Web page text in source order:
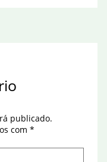
publicado.
com *